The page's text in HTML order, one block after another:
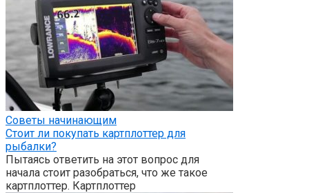
Советы начинающим
Стоит ли покупать картплоттер для
рыбалки?
Пытаясь ответить на этот вопрос для
начала стоит разобраться, что же такое
картплоттер. Картплоттер